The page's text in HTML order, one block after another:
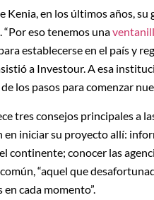
Kenia, en los últimos años,
eso tenemos una
establecerse en el país y
a Investour. A esa
los pasos para comenzar
tres consejos principales a
en iniciar su proyecto allí:
continente; conocer las
“aquel que
en cada momento”.